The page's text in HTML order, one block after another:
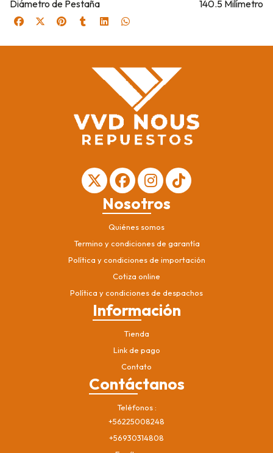
Diámetro de Pestaña
140.5 Milímetro
Nosotros
Quiénes somos
Termino y condiciones de garantía
Política y condiciones de importación
Cotiza online
Política y condiciones de despachos
Información
Tienda
Link de pago
Contato
Contáctanos
Teléfonos
+56225008248
+56930314808